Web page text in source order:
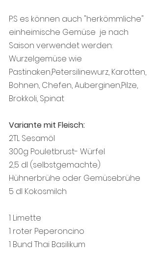
P.S es können auch "herkömmliche"
einheimische Gemüse  je nach
Saison verwendet werden:
Wurzelgemüse wie
Pastinaken,Petersilinewurz, Karotten,
Bohnen, Chefen, Auberginen,Pilze,
Brokkoli, Spinat
Variante mit Fleisch:
2TL Sesamöl
300g Pouletbrust- Würfel
2,5 dl (selbstgemachte)
Hühnerbrühe oder Gemüsebrühe
5 dl Kokosmilch
1 Limette
1 roter Peperoncino
1 Bund Thai Basilikum